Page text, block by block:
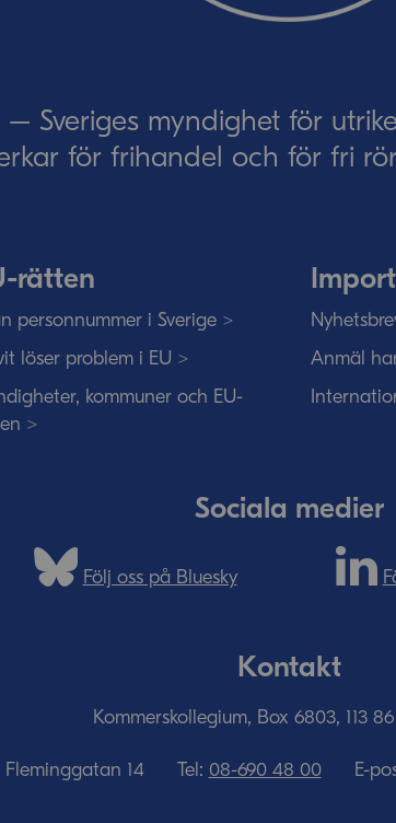
– Sveriges myndighet för
för frihandel och för fri
rätten
personnummer i Sverige >
löser problem i EU >
kommuner och EU-
>
Anmäl
Sociala medier
Följ oss på Bluesky
Kontakt
Kommerskollegium, Box 6803, 113
Fleminggatan 14 Tel: 08-690­ 48­ 00 E-